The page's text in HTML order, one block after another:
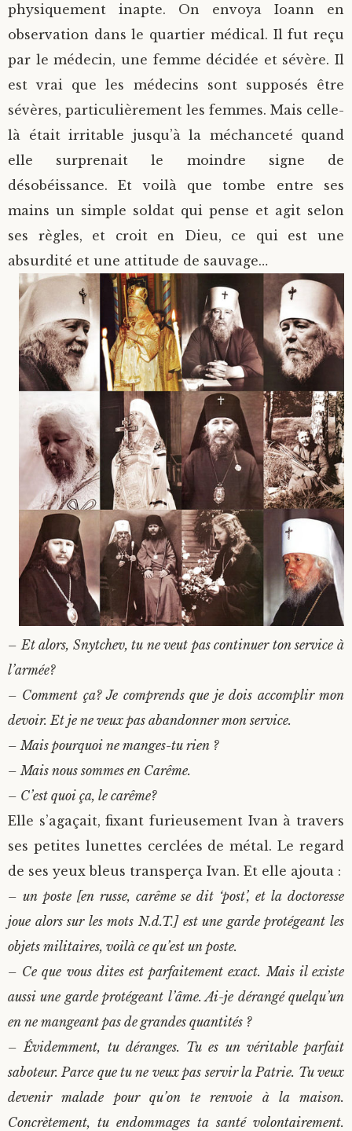
physiquement inapte. On envoya Ioann en
observation dans le quartier médical. Il fut reçu
par le médecin, une femme décidée et sévère. Il
est vrai que les médecins sont supposés être
sévères, particulièrement les femmes. Mais celle-
là était irritable jusqu’à la méchanceté quand
elle surprenait le moindre signe de
désobéissance. Et voilà que tombe entre ses
mains un simple soldat qui pense et agit selon
ses règles, et croit en Dieu, ce qui est une
absurdité et une attitude de sauvage…
– Et alors, Snytchev, tu ne veut pas continuer ton service à
l’armée?
– Comment ça? Je comprends que je dois accomplir mon
devoir. Et je ne veux pas abandonner mon service.
– Mais pourquoi ne manges-tu rien ?
– Mais nous sommes en Carême.
– C’est quoi ça, le carême?
Elle s’agaçait, fixant furieusement Ivan à travers
ses petites lunettes cerclées de métal. Le regard
de ses yeux bleus transperça Ivan. Et elle ajouta :
– un poste [en russe, carême se dit ‘post’, et la doctoresse
joue alors sur les mots N.d.T.] est une garde protégeant les
objets militaires, voilà ce qu’est un poste.
– Ce que vous dites est parfaitement exact. Mais il existe
aussi une garde protégeant l’âme. Ai-je dérangé quelqu’un
en ne mangeant pas de grandes quantités ?
– Évidemment, tu déranges. Tu es un véritable parfait
saboteur. Parce que tu ne veux pas servir la Patrie. Tu veux
devenir malade pour qu’on te renvoie à la maison.
Concrètement, tu endommages ta santé volontairement.